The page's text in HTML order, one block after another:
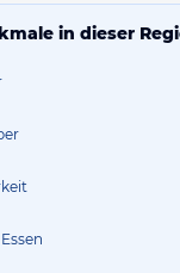
in dieser